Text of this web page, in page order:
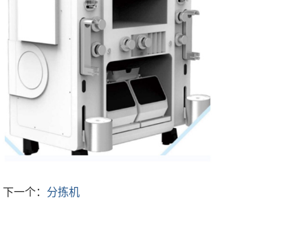
下一个： 分拣机